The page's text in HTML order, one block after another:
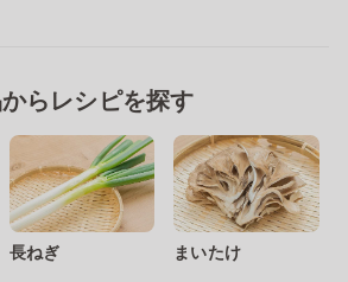
らレシピを探す
長ねぎ まいたけ